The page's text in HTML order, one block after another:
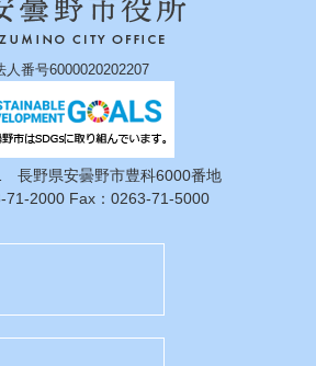
人番号6000020202207
長野県安曇野市豊科6000番地
71-2000 Fax：0263-71-5000